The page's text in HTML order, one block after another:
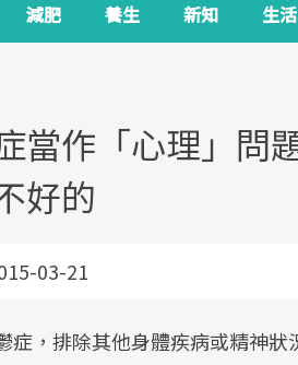
減肥 養生 新知 生活
當作「心理」問
好的
03-21
症，排除其他身體疾病或精神